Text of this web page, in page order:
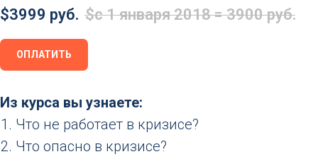
$3999 руб. $с 1 января 2018 = 3900 руб.
ОПЛАТИТЬ
Из курса вы узнаете:
Что не работает в кризисе?
Что опасно в кризисе?